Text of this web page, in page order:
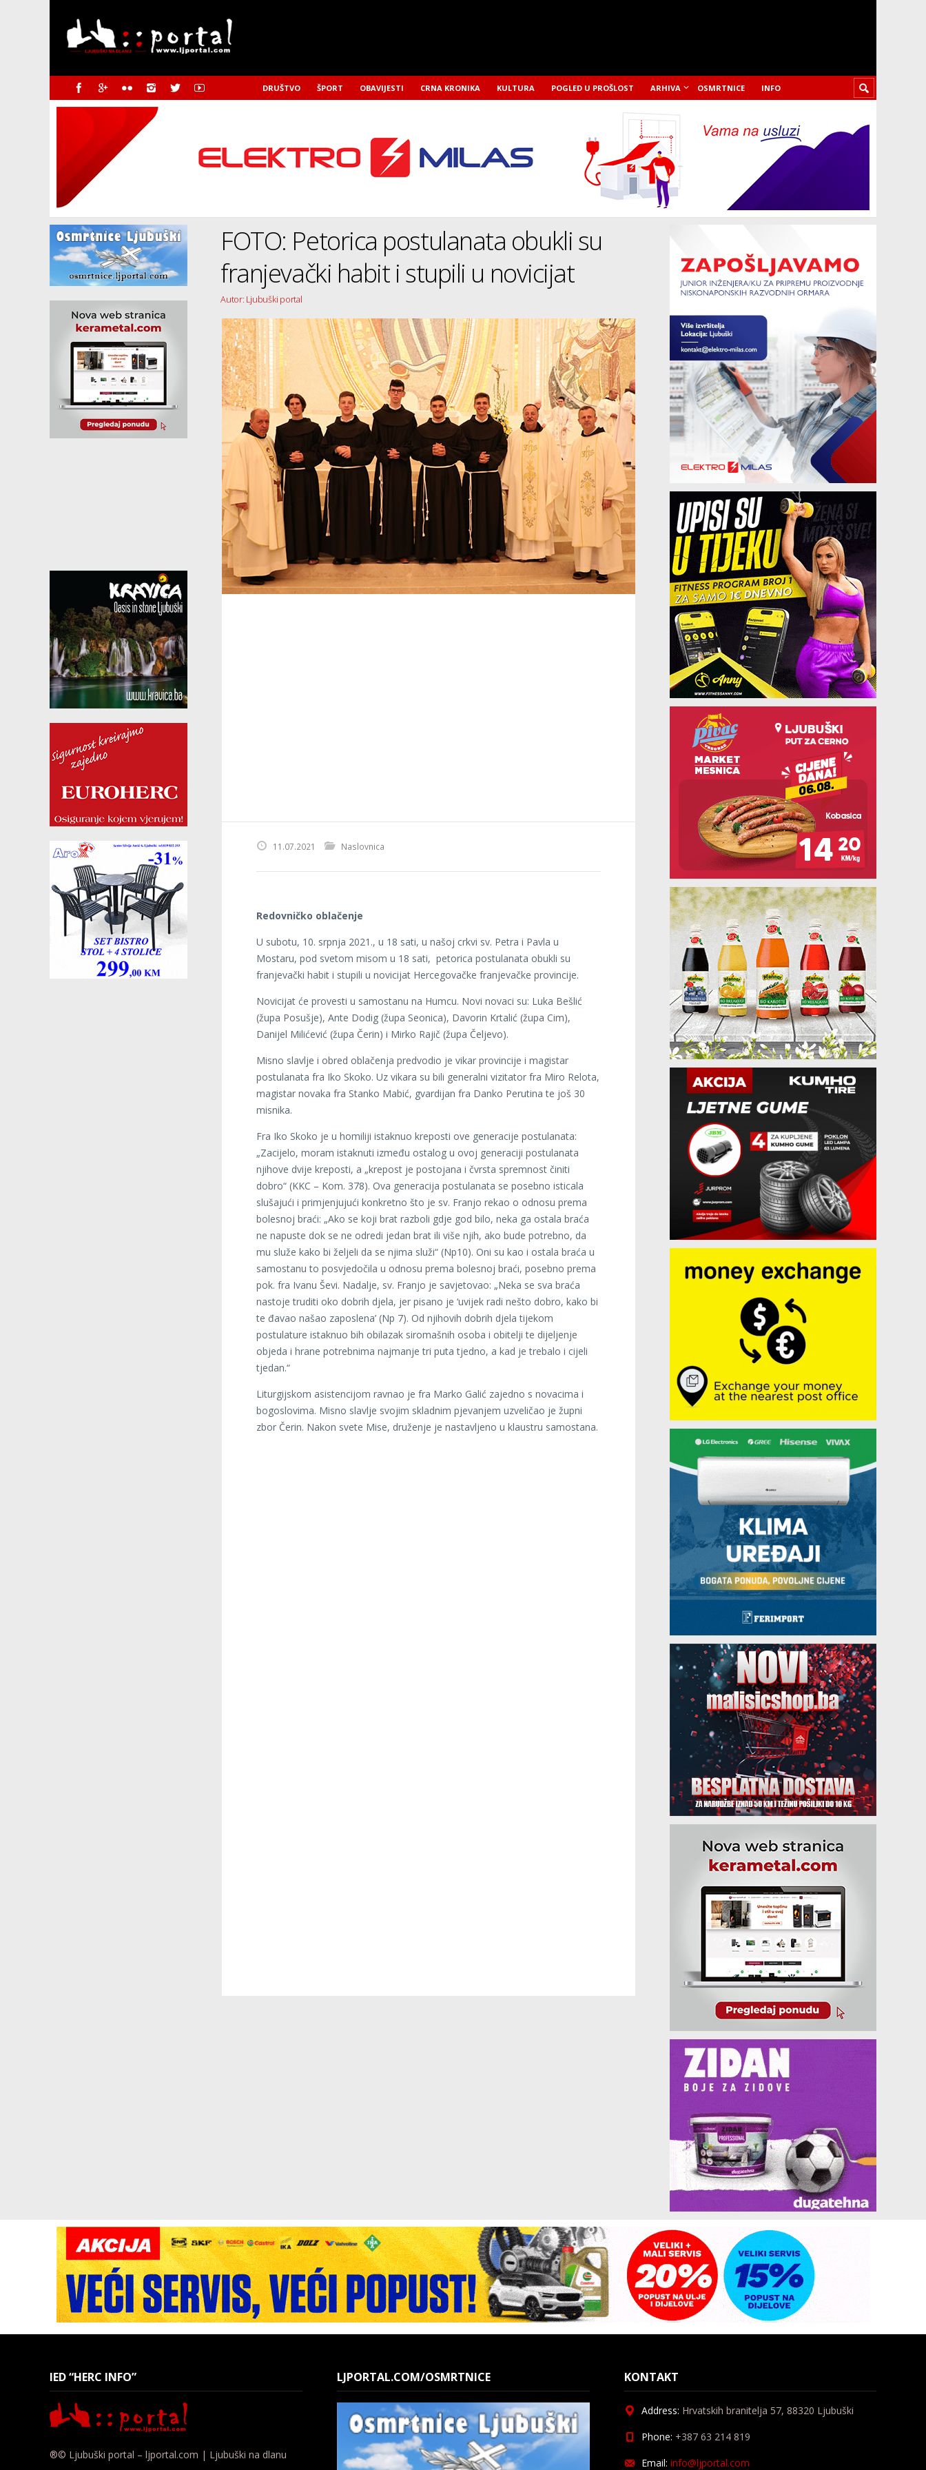
DRUŠTVO ŠPORT OBAVIJESTI CRNA KRONIKA KULTURA POGLED U PROŠLOST ARHIVA OSMRTNICE INFO
FOTO: Petorica postulanata obukli su
franjevački habit i stupili u novicijat
Autor: Ljubuški portal
11.07.2021 Naslovnica
Redovničko oblačenje
U subotu, 10. srpnja 2021., u 18 sati, u našoj crkvi sv. Petra i Pavla u
Mostaru, pod svetom misom u 18 sati, petorica postulanata obukli su
franjevački habit i stupili u novicijat Hercegovačke franjevačke provincije.
Novicijat će provesti u samostanu na Humcu. Novi novaci su: Luka Bešlić
(župa Posušje), Ante Dodig (župa Seonica), Davorin Krtalić (župa Cim),
Danijel Milićević (župa Čerin) i Mirko Rajič (župa Čeljevo).
Misno slavlje i obred oblačenja predvodio je vikar provincije i magistar
postulanata fra Iko Skoko. Uz vikara su bili generalni vizitator fra Miro Relota,
magistar novaka fra Stanko Mabić, gvardijan fra Danko Perutina te još 30
misnika.
Fra Iko Skoko je u homiliji istaknuo kreposti ove generacije postulanata:
„Zacijelo, moram istaknuti između ostalog u ovoj generaciji postulanata
njihove dvije kreposti, a „krepost je postojana i čvrsta spremnost činiti
dobro“ (KKC – Kom. 378). Ova generacija postulanata se posebno isticala
slušajući i primjenjujući konkretno što je sv. Franjo rekao o odnosu prema
bolesnoj braći: „Ako se koji brat razboli gdje god bilo, neka ga ostala braća
ne napuste dok se ne odredi jedan brat ili više njih, ako bude potrebno, da
mu služe kako bi željeli da se njima služi“ (Np10). Oni su kao i ostala braća u
samostanu to posvjedočila u odnosu prema bolesnoj braći, posebno prema
pok. fra Ivanu Ševi. Nadalje, sv. Franjo je savjetovao: „Neka se sva braća
nastoje truditi oko dobrih djela, jer pisano je ‘uvijek radi nešto dobro, kako bi
te đavao našao zaposlena’ (Np 7). Od njihovih dobrih djela tijekom
postulature istaknuo bih obilazak siromašnih osoba i obitelji te dijeljenje
objeda i hrane potrebnima najmanje tri puta tjedno, a kad je trebalo i cijeli
tjedan.“
Liturgijskom asistencijom ravnao je fra Marko Galić zajedno s novacima i
bogoslovima. Misno slavlje svojim skladnim pjevanjem uzveličao je župni
zbor Čerin. Nakon svete Mise, druženje je nastavljeno u klaustru samostana.
IED “HERC INFO”
®© Ljubuški portal – ljportal.com | Ljubuški na dlanu
LJPORTAL.COM/OSMRTNICE KONTAKT
Address: Hrvatskih branitelja 57, 88320 Ljubuški
Phone: +387 63 214 819
Email: info@ljportal.com